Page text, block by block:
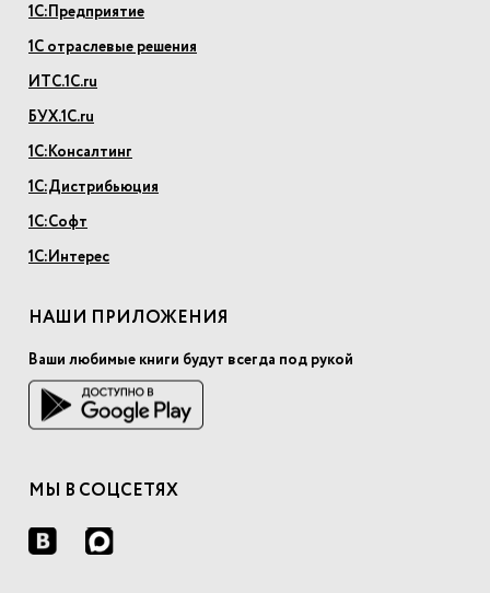
1С:Предприятие
1С отраслевые решения
ИТС.1С.ru
БУХ.1С.ru
1С:Консалтинг
1С:Дистрибьюция
1С:Софт
1С:Интерес
НАШИ ПРИЛОЖЕНИЯ
Ваши любимые книги будут всегда под рукой
МЫ В СОЦСЕТЯХ